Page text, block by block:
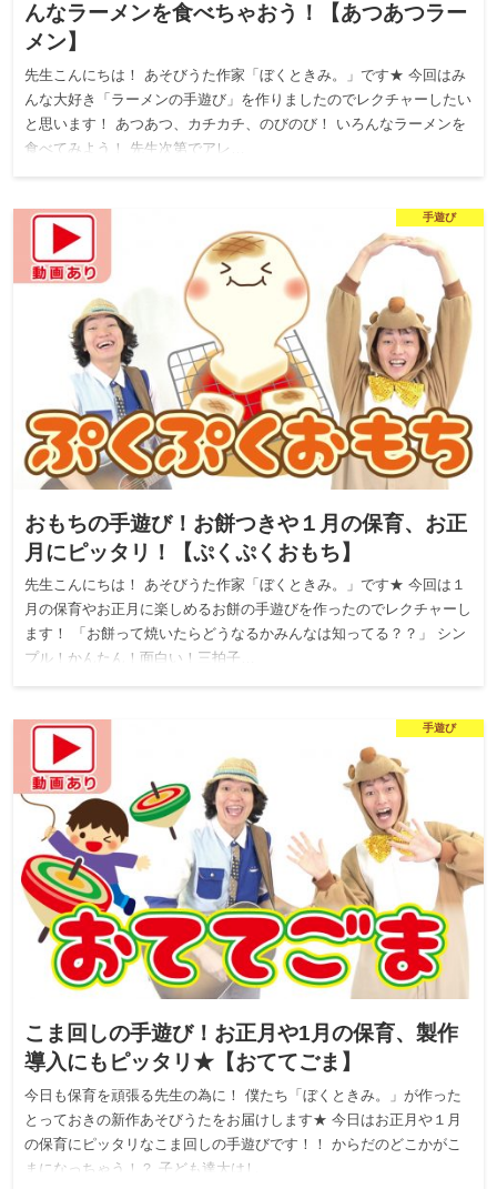
んなラーメンを食べちゃおう！【あつあつラー
メン】
先生こんにちは！ あそびうた作家「ぼくときみ。」です★ 今回はみ
んな大好き「ラーメンの手遊び」を作りましたのでレクチャーしたい
と思います！ あつあつ、カチカチ、のびのび！ いろんなラーメンを
食べてみよう！ 先生次第でアレ…
手遊び
おもちの手遊び！お餅つきや１月の保育、お正
月にピッタリ！【ぷくぷくおもち】
先生こんにちは！ あそびうた作家「ぼくときみ。」です★ 今回は１
月の保育やお正月に楽しめるお餅の手遊びを作ったのでレクチャーし
ます！ 「お餅って焼いたらどうなるかみんなは知ってる？？」 シン
プル！かんたん！面白い！三拍子…
手遊び
こま回しの手遊び！お正月や1月の保育、製作
導入にもピッタリ★【おててごま】
今日も保育を頑張る先生の為に！ 僕たち「ぼくときみ。」が作った
とっておきの新作あそびうたをお届けします★ 今日はお正月や１月
の保育にピッタリなこま回しの手遊びです！！ からだのどこかがこ
まになっちゃう！？ 子ども達大はし…